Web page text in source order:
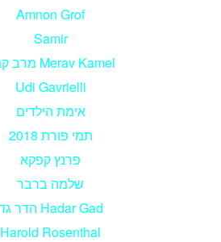
Amnon Grof
Samir
מרב קמל Merav Kamel
Udi Gavrielli
אימת הילדים
תמי פורת 2018
פרנץ קפקא
שלמה ברבר
הדר גד Hadar Gad
Harold Rosenthal